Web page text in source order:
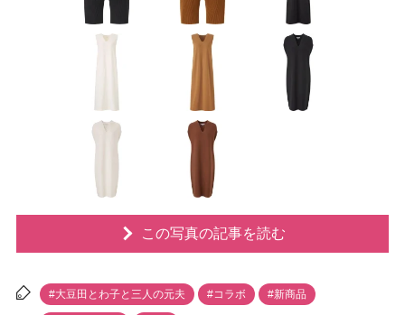
この写真の記事を読む
#大豆田とわ子と三人の元夫 #コラボ #新商品